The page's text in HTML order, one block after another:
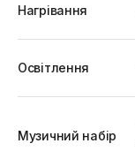
Нагрівання
Освітлення
Музичний набір